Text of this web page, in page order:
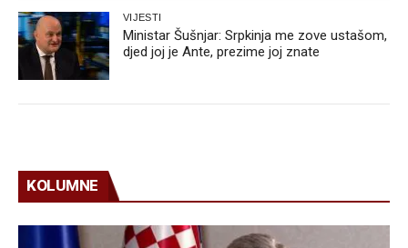
VIJESTI
Ministar Šušnjar: Srpkinja me zove ustašom,
djed joj je Ante, prezime joj znate
KOLUMNE